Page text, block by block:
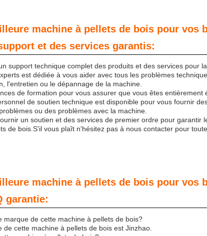
machine à pellets de bois pour vos
et des services garantis:
support technique complet des produits et des services pour
est dédiée à vous aider avec tous les problèmes
l'entretien ou le dépannage de la machine.
de formation pour vous assurer que vous êtes
de soutien technique est disponible pour vous fournir
ou des problèmes avec la machine.
un soutien et des services de premier ordre pour garantir
de bois.S'il vous plaît n'hésitez pas à nous contacter pour
machine à pellets de bois pour vos
garantie:
marque de cette machine à pellets de bois?
de cette machine à pellets de bois est Jinzhao.